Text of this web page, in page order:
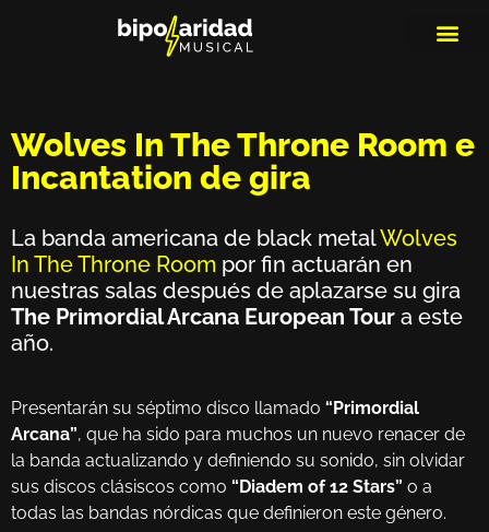
Wolves In The Throne Room e
Incantation de gira
La banda americana de black metalWolves
In The Throne Room por fin actuarán en
nuestras salas después de aplazarse su gira
The Primordial Arcana European Tour a este
año.
Presentarán su séptimo disco llamado “Primordial
Arcana”, que ha sido para muchos un nuevo renacer de
la banda actualizando y definiendo su sonido, sin olvidar
sus discos clásiscos como “Diadem of 12 Stars” o a
todas las bandas nórdicas que definieron este género.